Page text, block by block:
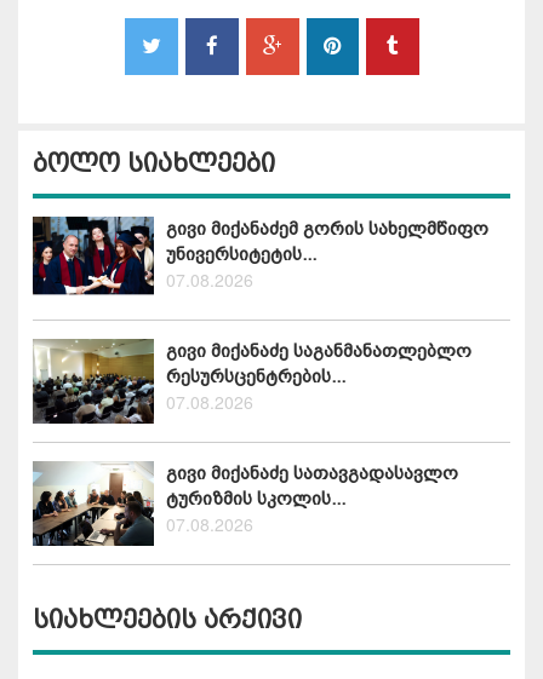
ბოლო სიახლეები
გივი მიქანაძემ გორის სახელმწიფო
უნივერსიტეტის...
07.08.2026
გივი მიქანაძე საგანმანათლებლო
რესურსცენტრების...
07.08.2026
გივი მიქანაძე სათავგადასავლო
ტურიზმის სკოლის...
07.08.2026
სიახლეების არქივი